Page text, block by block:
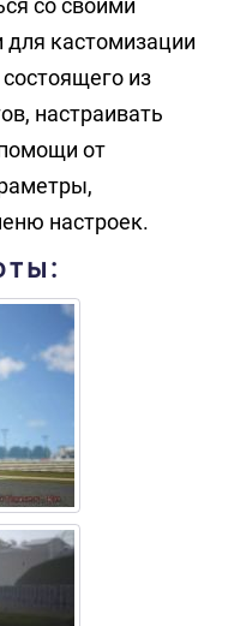
со своими
кастомизации
из
настраивать
от
настроек.